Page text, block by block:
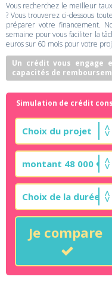
Vous recherchez le meilleur
? Vous trouverez ci-dessous
préparer votre financement.
semaine pour vous faciliter la
euros sur 60 mois pour votre
Un crédit vous engage
capacités de
Simulation de crédit
Je compare